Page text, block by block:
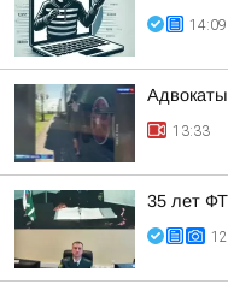
14:09
Адвокаты
13:33
35 лет